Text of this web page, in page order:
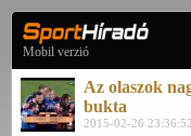
Mobil verzió
Az olaszok
bukta
2015-02-26 23:36:52